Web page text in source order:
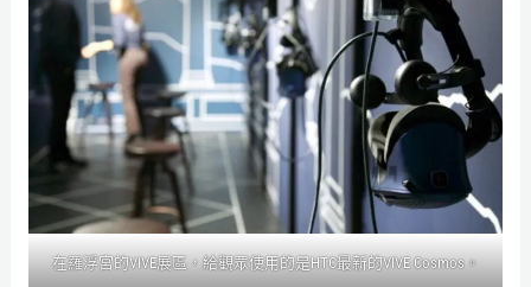
在羅浮宮的VIVE展區，給觀眾使用的是HTC最新的VIVE Cosmos。